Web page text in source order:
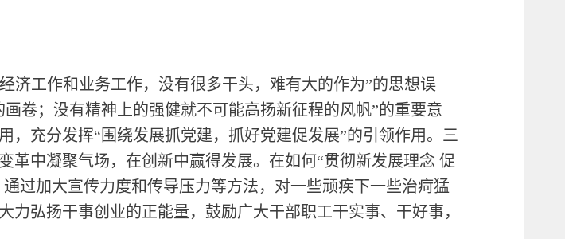
济工作和业务工作，没有很多干头，难有大的作为”的思想误
卷；没有精神上的强健就不可能高扬新征程的风帆”的重要意
，充分发挥“围绕发展抓党建，抓好党建促发展”的引领作用。三
革中凝聚气场，在创新中赢得发展。在如何“贯彻新发展理念 促
过加大宣传力度和传导压力等方法，对一些顽疾下一些治疴猛
弘扬干事创业的正能量，鼓励广大干部职工干实事、干好事，